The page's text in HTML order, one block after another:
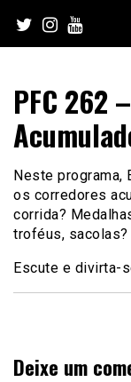
content
PFC 262
Neste programa,
os corredores
corrida?
troféus, sacolas?
Escute e divirta-
Deixe um